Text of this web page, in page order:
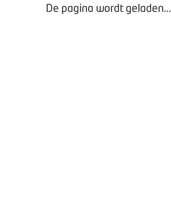
De pagina wordt geladen...